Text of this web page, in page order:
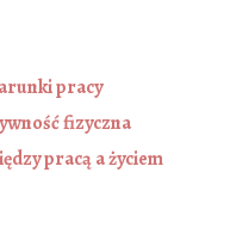
pracy
fizyczna
pracą a życiem